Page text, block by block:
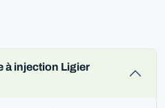
à injection Ligier